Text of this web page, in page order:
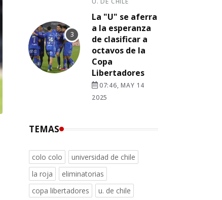
La "U" se aferra
a la esperanza
de clasificar a
octavos de la
Copa
Libertadores
07:46, MAY 14
2025
TEMAS
colo colo
universidad de chile
la roja
eliminatorias
copa libertadores
u. de chile